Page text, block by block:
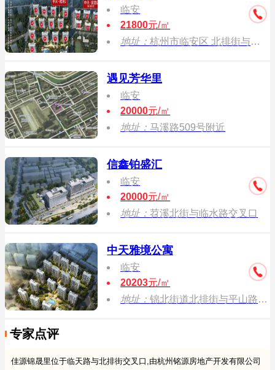
临安
21800元/㎡
地址：杭州市临安区 北排街与平山路交叉口
遇见芳华里
临安
20000元/㎡
地址：马溪路509号附近
信鑫铂盛汇
临安
20000元/㎡
地址：苕溪北街与临水路交叉口
中天雅境公寓
临安
20203元/㎡
地址：锦北街道北排街与平山路交叉口（西林小学旁）
专家点评
佳源锦晟里位于临天路与北排街交叉口,由杭州铭源房地产开发有限公司